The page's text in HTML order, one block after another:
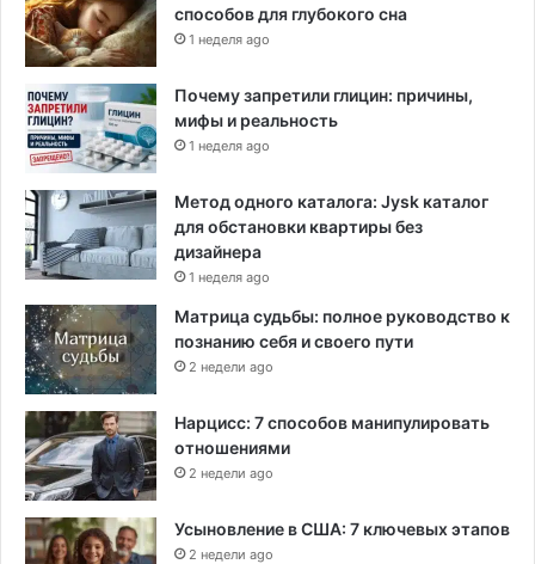
способов для глубокого сна
1 неделя ago
Почему запретили глицин: причины,
мифы и реальность
1 неделя ago
Метод одного каталога: Jysk каталог
для обстановки квартиры без
дизайнера
1 неделя ago
Матрица судьбы: полное руководство к
познанию себя и своего пути
2 недели ago
Нарцисс: 7 способов манипулировать
отношениями
2 недели ago
Усыновление в США: 7 ключевых этапов
2 недели ago